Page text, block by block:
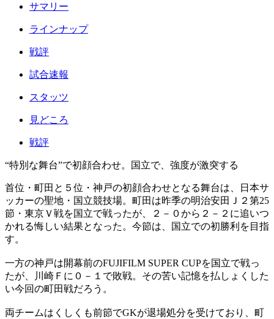
サマリー
ラインナップ
戦評
試合速報
スタッツ
見どころ
戦評
“特別な舞台”で初顔合わせ。国立で、強度が激突する
首位・町田と５位・神戸の初顔合わせとなる舞台は、日本サ
ッカーの聖地・国立競技場。町田は昨季の明治安田Ｊ２第25
節・東京Ｖ戦を国立で戦ったが、２－０から２－２に追いつ
かれる悔しい結果となった。今節は、国立での初勝利を目指
す。
一方の神戸は開幕前のFUJIFILM SUPER CUPを国立で戦っ
たが、川崎Ｆに０－１で敗戦。その苦い記憶を払しょくした
い今回の町田戦だろう。
両チームはくしくも前節でGKが退場処分を受けており、町